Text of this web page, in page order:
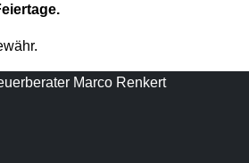
Marco Renkert